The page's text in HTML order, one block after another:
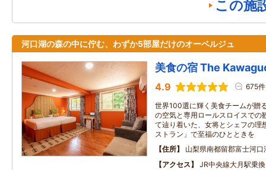
この施
河口湖の森の中に佇む、わずか5部屋だけのオーベルジュ
美食の宿 The
4.9 675件
世界100選に輝く美食チームが贈
の空気と専用ロールスロイスでの
て辿り着いた、女将とシェフの理
ストラン」で至福のひとときを
住所
山梨県南都留郡富士河
アクセス
JR中央線大月駅乗